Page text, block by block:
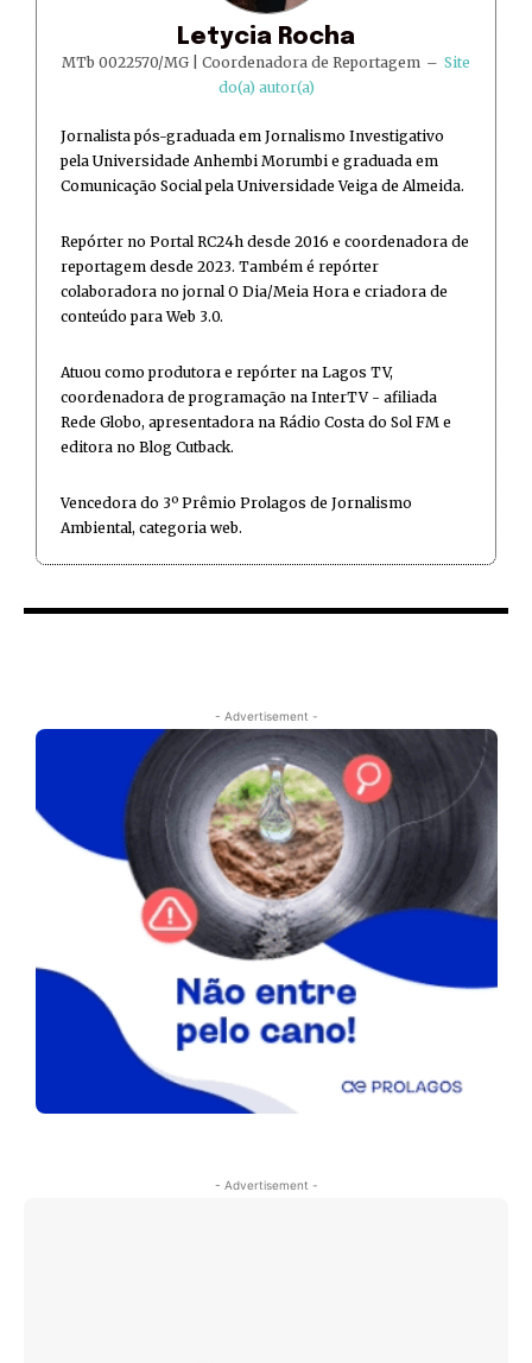
Letycia Rocha
MTb 0022570/MG | Coordenadora de Reportagem – Site
do(a) autor(a)
Jornalista pós-graduada em Jornalismo Investigativo
pela Universidade Anhembi Morumbi e graduada em
Comunicação Social pela Universidade Veiga de Almeida.
Repórter no Portal RC24h desde 2016 e coordenadora de
reportagem desde 2023. Também é repórter
colaboradora no jornal O Dia/Meia Hora e criadora de
conteúdo para Web 3.0.
Atuou como produtora e repórter na Lagos TV,
coordenadora de programação na InterTV - afiliada
Rede Globo, apresentadora na Rádio Costa do Sol FM e
editora no Blog Cutback.
Vencedora do 3º Prêmio Prolagos de Jornalismo
Ambiental, categoria web.
- Advertisement -
- Advertisement -